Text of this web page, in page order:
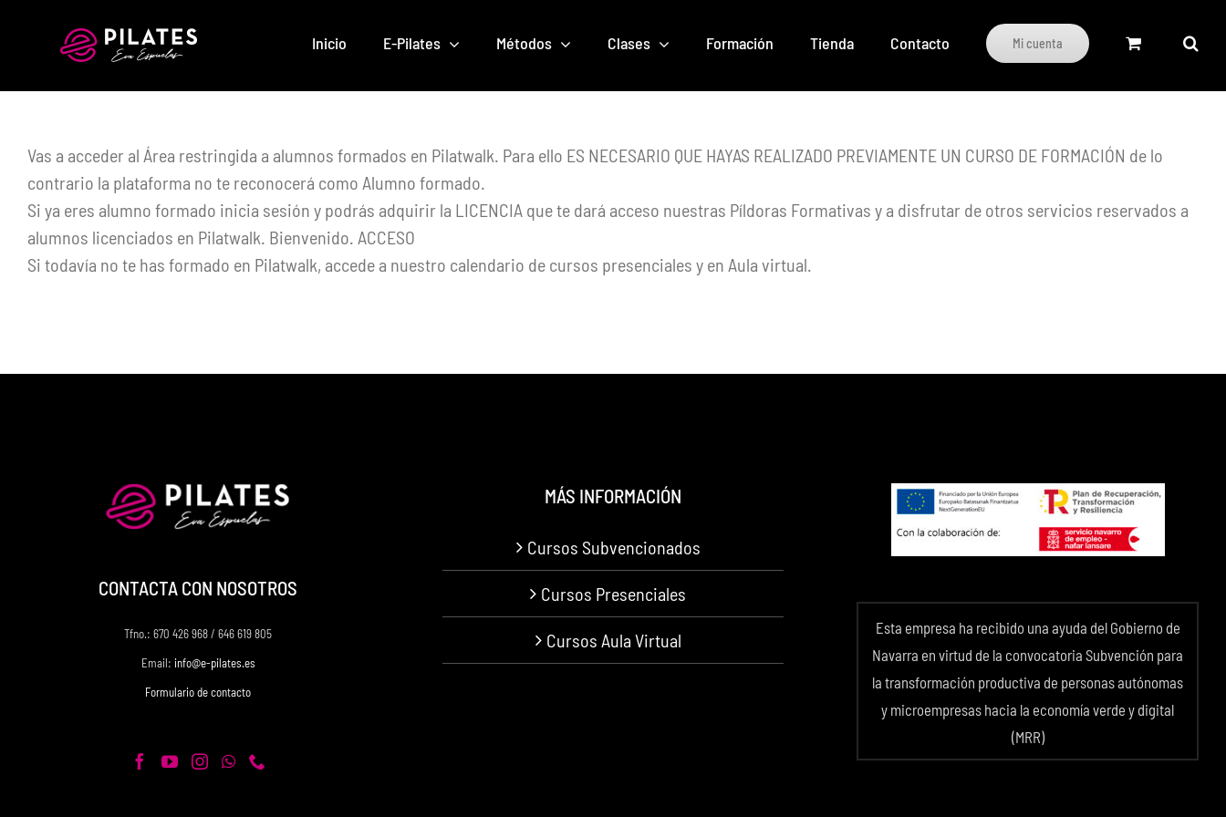
Inicio E-Pilates Métodos Clases Formación Tienda Contacto Mi cuenta
Vas a acceder al Área restringida a alumnos formados en Pilatwalk. Para ello ES NECESARIO QUE HAYAS REALIZADO PREVIAMENTE UN CURSO DE FORMACIÓN de lo
contrario la plataforma no te reconocerá como Alumno formado.
Si ya eres alumno formado inicia sesión y podrás adquirir la LICENCIA que te dará acceso nuestras Píldoras Formativas y a disfrutar de otros servicios reservados a
alumnos licenciados en Pilatwalk. Bienvenido. ACCESO
Si todavía no te has formado en Pilatwalk, accede a nuestro calendario de cursos presenciales y en Aula virtual.
CONTACTA CON NOSOTROS
Tfno.: 670 426 968 / 646 619 805
Email: info@e-pilates.es
Formulario de contacto
MÁS INFORMACIÓN
Cursos Subvencionados
Cursos Presenciales
Cursos Aula Virtual
Esta empresa ha recibido una ayuda del Gobierno de
Navarra en virtud de la convocatoria Subvención para
la transformación productiva de personas autónomas
y microempresas hacia la economía verde y digital
(MRR)